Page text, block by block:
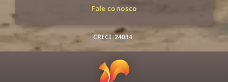
Fale conosco
CRECI 24034